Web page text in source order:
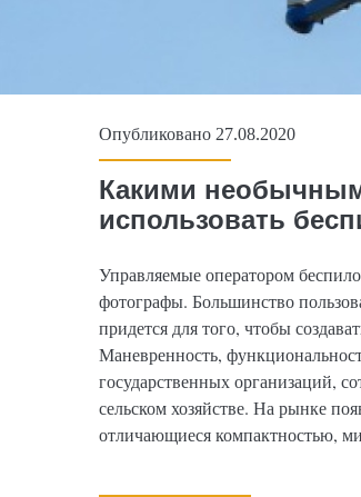
Опубликовано 27.08.2020
Какими
использовать
Управляемые оператором
фотографы. Большинство
придется для того, чтобы
Маневренность,
государственных организаций,
сельском хозяйстве. На рынке
отличающиеся компактностью,